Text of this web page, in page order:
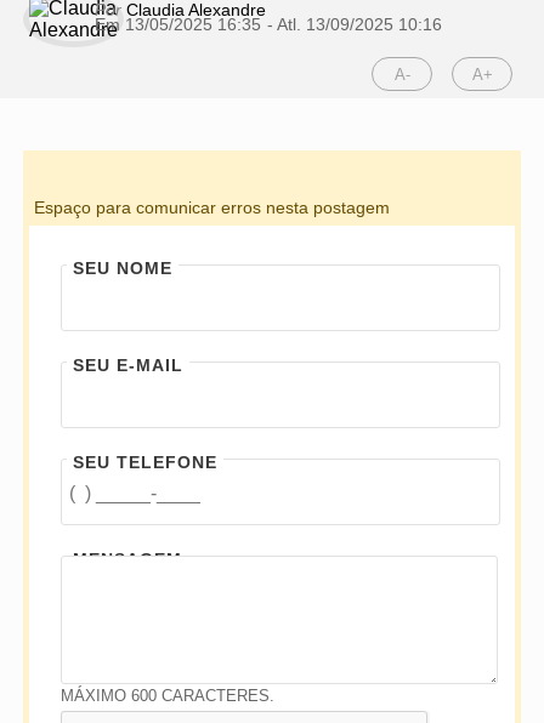
Por Claudia Alexandre
Em 13/05/2025 16:35 - Atl. 13/09/2025 10:16
A- A+
Espaço para comunicar erros nesta postagem
SEU NOME
SEU E-MAIL
SEU TELEFONE
MENSAGEM
MÁXIMO 600 CARACTERES.